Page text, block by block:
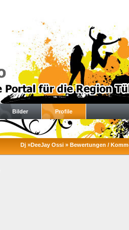
Bilder Profile
Dj »DeeJay Ossi » Bewertungen /